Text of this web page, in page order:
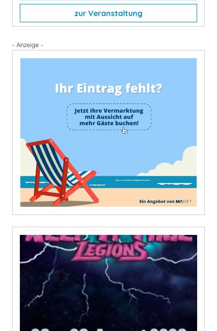
zur Veranstaltung
- Anzeige -